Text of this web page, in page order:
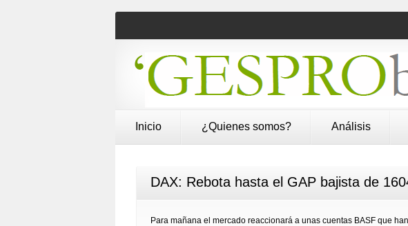
Inicio ¿Quienes somos? Análisis
DAX: Rebota hasta el GAP bajista de
Para mañana el mercado reaccionará a unas cuentas BASF que